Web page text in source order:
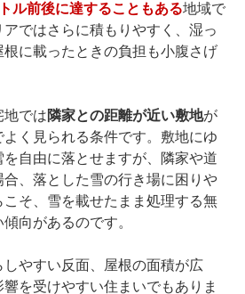
ル前後に達することもある地域で
ではさらに積もりやすく、湿っ
に載ったときの負担も小腹さげ
地では隣家との距離が近い敷地が
く見られる条件です。敷地にゆ
自由に落とせますが、隣家や道
、落とした雪の行き場に困りや
そ、雪を載せたまま処理する無
向があるのです。
やすい反面、屋根の面積が広
を受けやすい住まいでもありま